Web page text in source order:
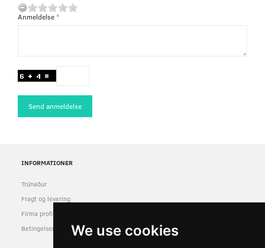
We use cookies
Anmeldelse
Send anmeldelse
INFORMATIONER
Trúnaður
Fragt og levering
Firma profil
Betingelser & Vilkår